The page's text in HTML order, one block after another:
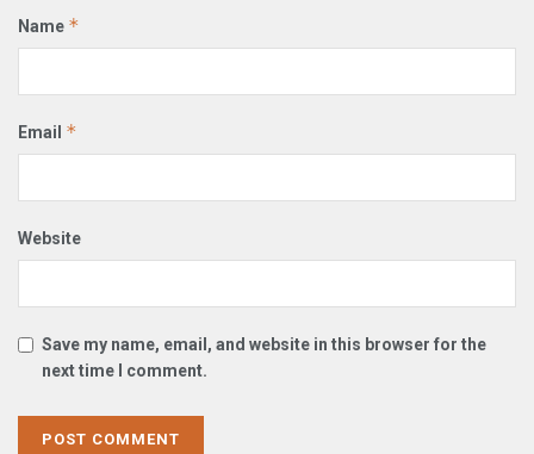
Name *
Email *
Website
Save my name, email, and website in this browser for the
next time I comment.